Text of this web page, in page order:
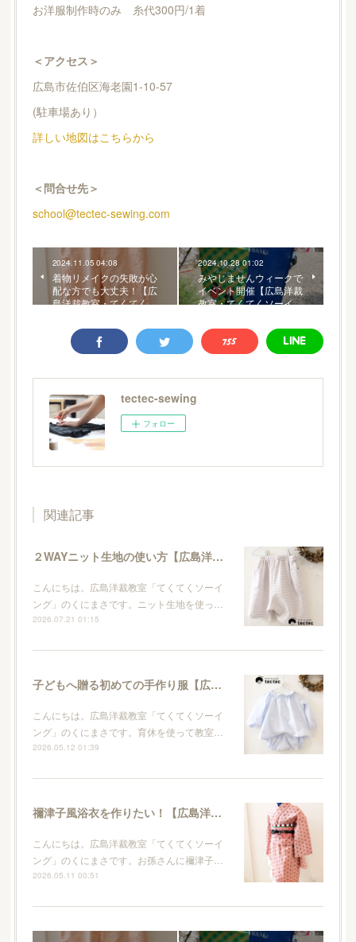
お洋服制作時のみ 糸代300円/1着
＜アクセス＞
広島市佐伯区海老園1-10-57
(駐車場あり）
詳しい地図はこちらから
＜問合せ先＞
school@tectec-sewing.com
2024.11.05 04:08
着物リメイクの失敗が心
配な方でも大丈夫！【広
島洋裁教室・てくてく…
2024.10.28 01:02
みやじませんウィークで
イベント開催【広島洋裁
教室・てくてくソーイ…
tectec-sewing
フォロー
関連記事
２WAYニット生地の使い方【広島洋裁教室・てくてくソーイング】
こんにちは。広島洋裁教室「てくてくソーイ
ング」のくにまさです。ニット生地を使っ…
2026.07.21 01:15
子どもへ贈る初めての手作り服【広島洋裁教室・てくてくソーイング】
こんにちは。広島洋裁教室「てくてくソーイ
ング」のくにまさです。育休を使って教室…
2026.05.12 01:39
禰津子風浴衣を作りたい！【広島洋裁教室・てくてくソーイング】
こんにちは。広島洋裁教室「てくてくソーイ
ング」のくにまさです。お孫さんに禰津子…
2026.05.11 00:51